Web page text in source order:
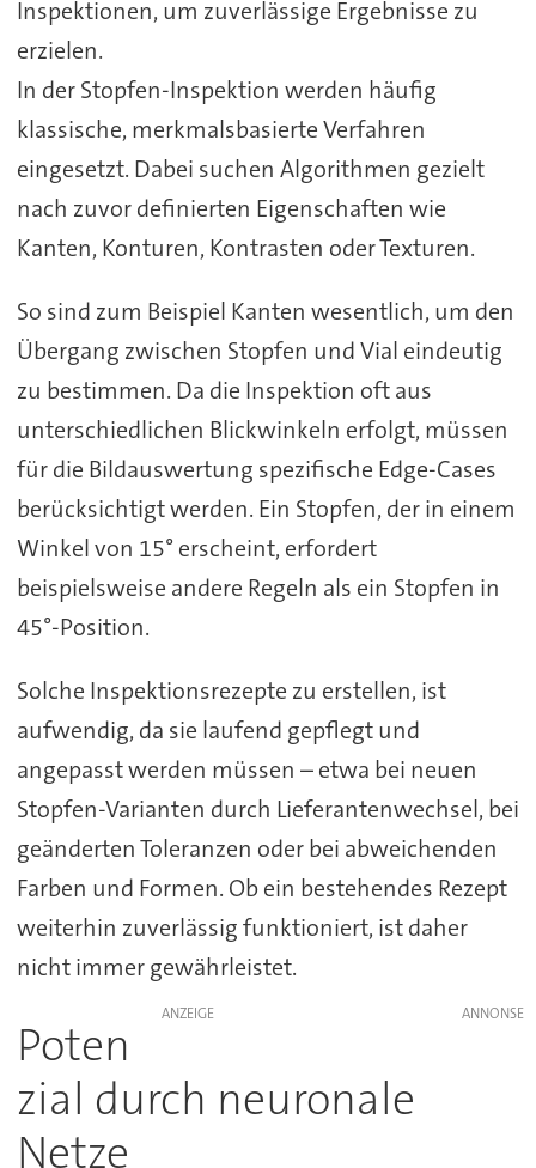
Inspektionen, um zuverlässige Ergebnisse zu
erzielen.
In der Stopfen-Inspektion werden häufig
klassische, merkmalsbasierte Verfahren
eingesetzt. Dabei suchen Algorithmen gezielt
nach zuvor definierten Eigenschaften wie
Kanten, Konturen, Kontrasten oder Texturen.
So sind zum Beispiel Kanten wesentlich, um den
Übergang zwischen Stopfen und Vial eindeutig
zu bestimmen. Da die Inspektion oft aus
unterschiedlichen Blickwinkeln erfolgt, müssen
für die Bildauswertung spezifische Edge-Cases
berücksichtigt werden. Ein Stopfen, der in einem
Winkel von 15° erscheint, erfordert
beispielsweise andere Regeln als ein Stopfen in
45°-Position.
Solche Inspektionsrezepte zu erstellen, ist
aufwendig, da sie laufend gepflegt und
angepasst werden müssen – etwa bei neuen
Stopfen-Varianten durch Lieferantenwechsel, bei
geänderten Toleranzen oder bei abweichenden
Farben und Formen. Ob ein bestehendes Rezept
weiterhin zuverlässig funktioniert, ist daher
nicht immer gewährleistet.
ANZEIGE
Poten
zial durch neuronale
Netze